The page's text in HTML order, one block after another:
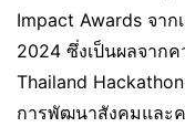
Impact Awards จาก
2024 ซึ่งเป็นผลจาก
Thailand
การพัฒนาสังคมและ